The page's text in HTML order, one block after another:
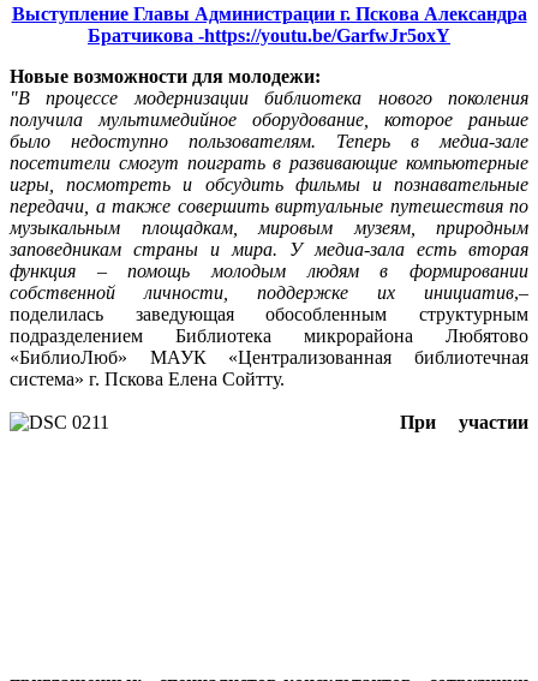
Выступление Главы Администрации г. Пскова Александра
Братчикова -https://youtu.be/GarfwJr5oxY
Новые возможности для молодежи:
"В процессе модернизации библиотека нового поколения
получила мультимедийное оборудование, которое раньше
было недоступно пользователям. Теперь в медиа-зале
посетители смогут поиграть в развивающие компьютерные
игры, посмотреть и обсудить фильмы и познавательные
передачи, а также совершить виртуальные путешествия по
музыкальным площадкам, мировым музеям, природным
заповедникам страны и мира. У медиа-зала есть вторая
функция – помощь молодым людям в формировании
собственной личности, поддержке их инициатив,–
поделилась заведующая обособленным структурным
подразделением Библиотека микрорайона Любятово
«БиблиоЛюб» МАУК «Централизованная библиотечная
система» г. Пскова Елена Сойтту.
При участии